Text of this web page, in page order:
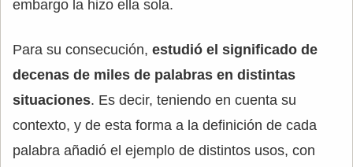
embargo la hizo ella sola.
Para su consecución, estudió el significado de
decenas de miles de palabras en distintas
situaciones. Es decir, teniendo en cuenta su
contexto, y de esta forma a la definición de cada
palabra añadió el ejemplo de distintos usos, con